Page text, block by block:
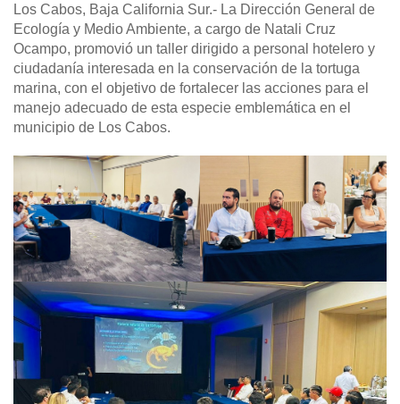
Los Cabos, Baja California Sur.- La Dirección General de
Ecología y Medio Ambiente, a cargo de Natali Cruz
Ocampo, promovió un taller dirigido a personal hotelero y
ciudadanía interesada en la conservación de la tortuga
marina, con el objetivo de fortalecer las acciones para el
manejo adecuado de esta especie emblemática en el
municipio de Los Cabos.